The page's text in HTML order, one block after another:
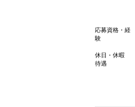
応募資格・経
験
休日・休暇
待遇